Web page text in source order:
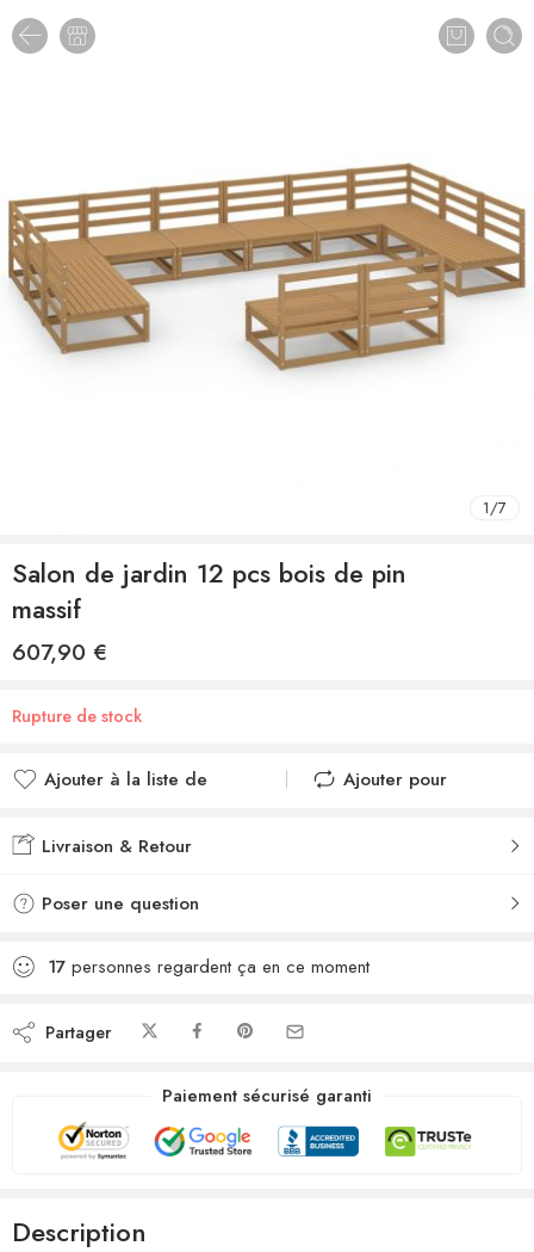
1/7
Salon de jardin 12 pcs bois de pin
massif
607,90 €
Rupture de stock
Ajouter à la liste de
Ajouté à la liste de
Ajouter pour
Livraison & Retour
Poser une question
17 personnes regardent ça en ce moment
Partager
Paiement sécurisé garanti
Description